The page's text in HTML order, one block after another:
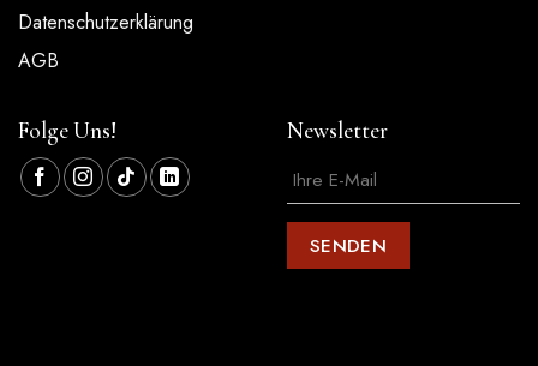
Datenschutzerklärung
AGB
Folge Uns! Newsletter